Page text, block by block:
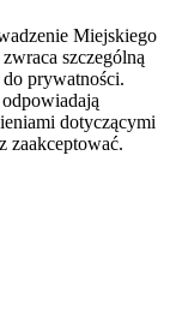
Miejskiego
szczególną
prywatności.
dotyczącymi
zaakceptować.